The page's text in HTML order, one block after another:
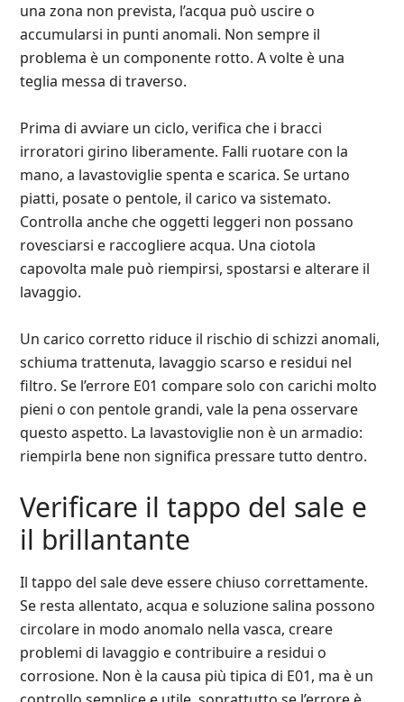
una zona non prevista, l’acqua può uscire o
accumularsi in punti anomali. Non sempre il
problema è un componente rotto. A volte è una
teglia messa di traverso.
Prima di avviare un ciclo, verifica che i bracci
irroratori girino liberamente. Falli ruotare con la
mano, a lavastoviglie spenta e scarica. Se urtano
piatti, posate o pentole, il carico va sistemato.
Controlla anche che oggetti leggeri non possano
rovesciarsi e raccogliere acqua. Una ciotola
capovolta male può riempirsi, spostarsi e alterare il
lavaggio.
Un carico corretto riduce il rischio di schizzi anomali,
schiuma trattenuta, lavaggio scarso e residui nel
filtro. Se l’errore E01 compare solo con carichi molto
pieni o con pentole grandi, vale la pena osservare
questo aspetto. La lavastoviglie non è un armadio:
riempirla bene non significa pressare tutto dentro.
Verificare il tappo del sale e
il brillantante
Il tappo del sale deve essere chiuso correttamente.
Se resta allentato, acqua e soluzione salina possono
circolare in modo anomalo nella vasca, creare
problemi di lavaggio e contribuire a residui o
corrosione. Non è la causa più tipica di E01, ma è un